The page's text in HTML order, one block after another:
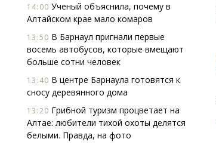
14:00 Ученый объяснила, почему в
Алтайском крае мало комаров
13:50 В Барнаул пригнали первые
восемь автобусов, которые вмещают
больше сотни человек
13:40 В центре Барнаула готовятся к
сносу деревянного дома
13:20 Грибной туризм процветает на
Алтае: любители тихой охоты делятся
белыми. Правда, на фото